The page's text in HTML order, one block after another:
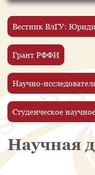
Грант РФФИ
Студенческое
Научная